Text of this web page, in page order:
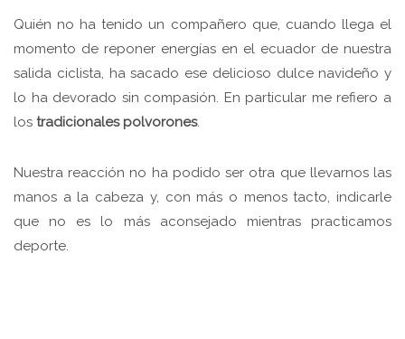
Quién no ha tenido un compañero que, cuando llega el
momento de reponer energías en el ecuador de nuestra
salida ciclista, ha sacado ese delicioso dulce navideño y
lo ha devorado sin compasión. En particular me refiero a
los tradicionales polvorones.
Nuestra reacción no ha podido ser otra que llevarnos las
manos a la cabeza y, con más o menos tacto, indicarle
que no es lo más aconsejado mientras practicamos
deporte.